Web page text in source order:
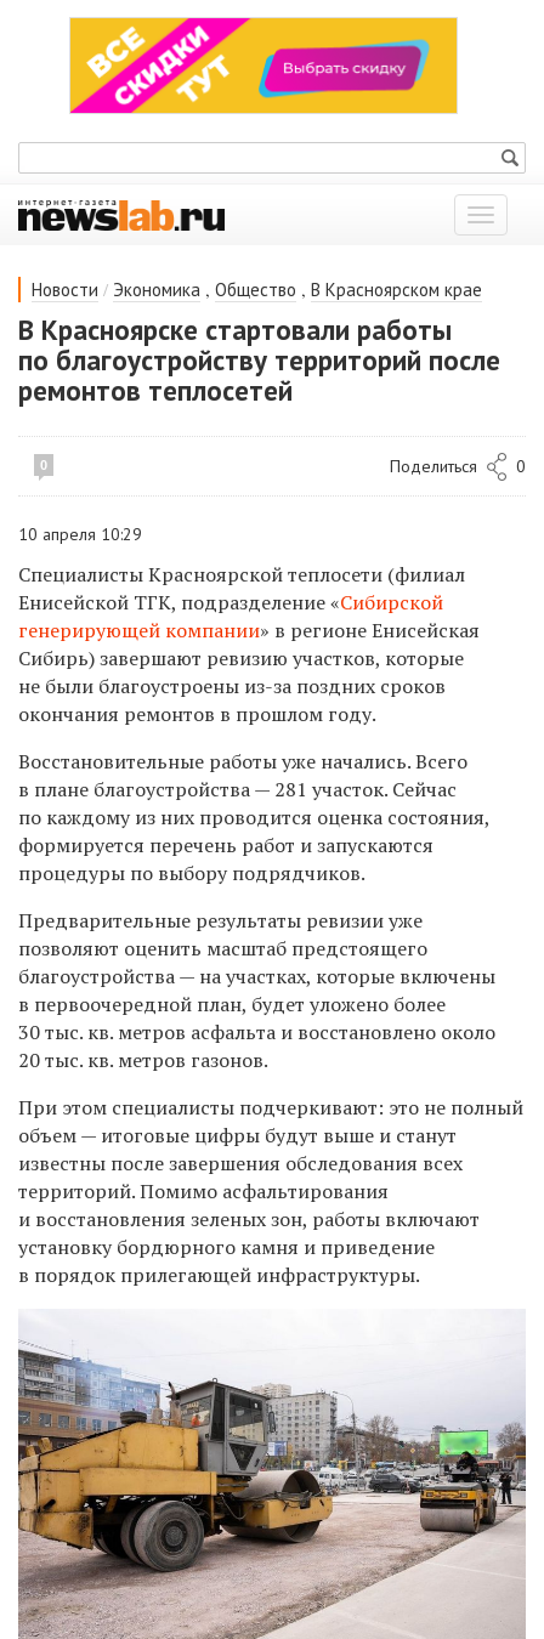
Показать
меню
Новости / Экономика , Общество , В Красноярском крае
В Красноярске стартовали работы
по благоустройству территорий после
ремонтов теплосетей
0 Поделиться 0
10 апреля 10:29
Специалисты Красноярской теплосети (филиал
Енисейской ТГК, подразделение «Сибирской
генерирующей компании» в регионе Енисейская
Сибирь) завершают ревизию участков, которые
не были благоустроены из-за поздних сроков
окончания ремонтов в прошлом году.
Восстановительные работы уже начались. Всего
в плане благоустройства — 281 участок. Сейчас
по каждому из них проводится оценка состояния,
формируется перечень работ и запускаются
процедуры по выбору подрядчиков.
Предварительные результаты ревизии уже
позволяют оценить масштаб предстоящего
благоустройства — на участках, которые включены
в первоочередной план, будет уложено более
30 тыс. кв. метров асфальта и восстановлено около
20 тыс. кв. метров газонов.
При этом специалисты подчеркивают: это не полный
объем — итоговые цифры будут выше и станут
известны после завершения обследования всех
территорий. Помимо асфальтирования
и восстановления зеленых зон, работы включают
установку бордюрного камня и приведение
в порядок прилегающей инфраструктуры.